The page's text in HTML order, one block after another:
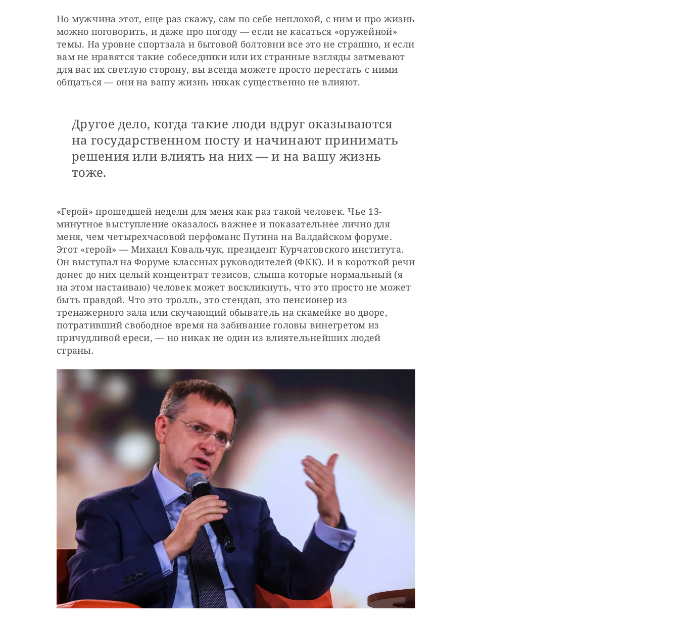
Но мужчина этот, еще раз скажу, сам по себе неплохой, с ним и про жизнь
можно поговорить, и даже про погоду — если не касаться «оружейной»
темы. На уровне спортзала и бытовой болтовни все это не страшно, и если
вам не нравятся такие собеседники или их странные взгляды затмевают
для вас их светлую сторону, вы всегда можете просто перестать с ними
общаться — они на вашу жизнь никак существенно не влияют.
Другое дело, когда такие люди вдруг оказываются
на государственном посту и начинают принимать
решения или влиять на них — и на вашу жизнь
тоже.
«Герой» прошедшей недели для меня как раз такой человек. Чье 13-
минутное выступление оказалось важнее и показательнее лично для
меня, чем четырехчасовой перфоманс Путина на Валдайском форуме.
Этот «герой» — Михаил Ковальчук, президент Курчатовского института.
Он выступал на Форуме классных руководителей (ФКК). И в короткой речи
донес до них целый концентрат тезисов, слыша которые нормальный (я
на этом настаиваю) человек может воскликнуть, что это просто не может
быть правдой. Что это тролль, это стендап, это пенсионер из
тренажерного зала или скучающий обыватель на скамейке во дворе,
потративший свободное время на забивание головы винегретом из
причудливой ереси, — но никак не один из влиятельнейших людей
страны.